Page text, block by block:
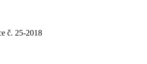
č. 25-2018